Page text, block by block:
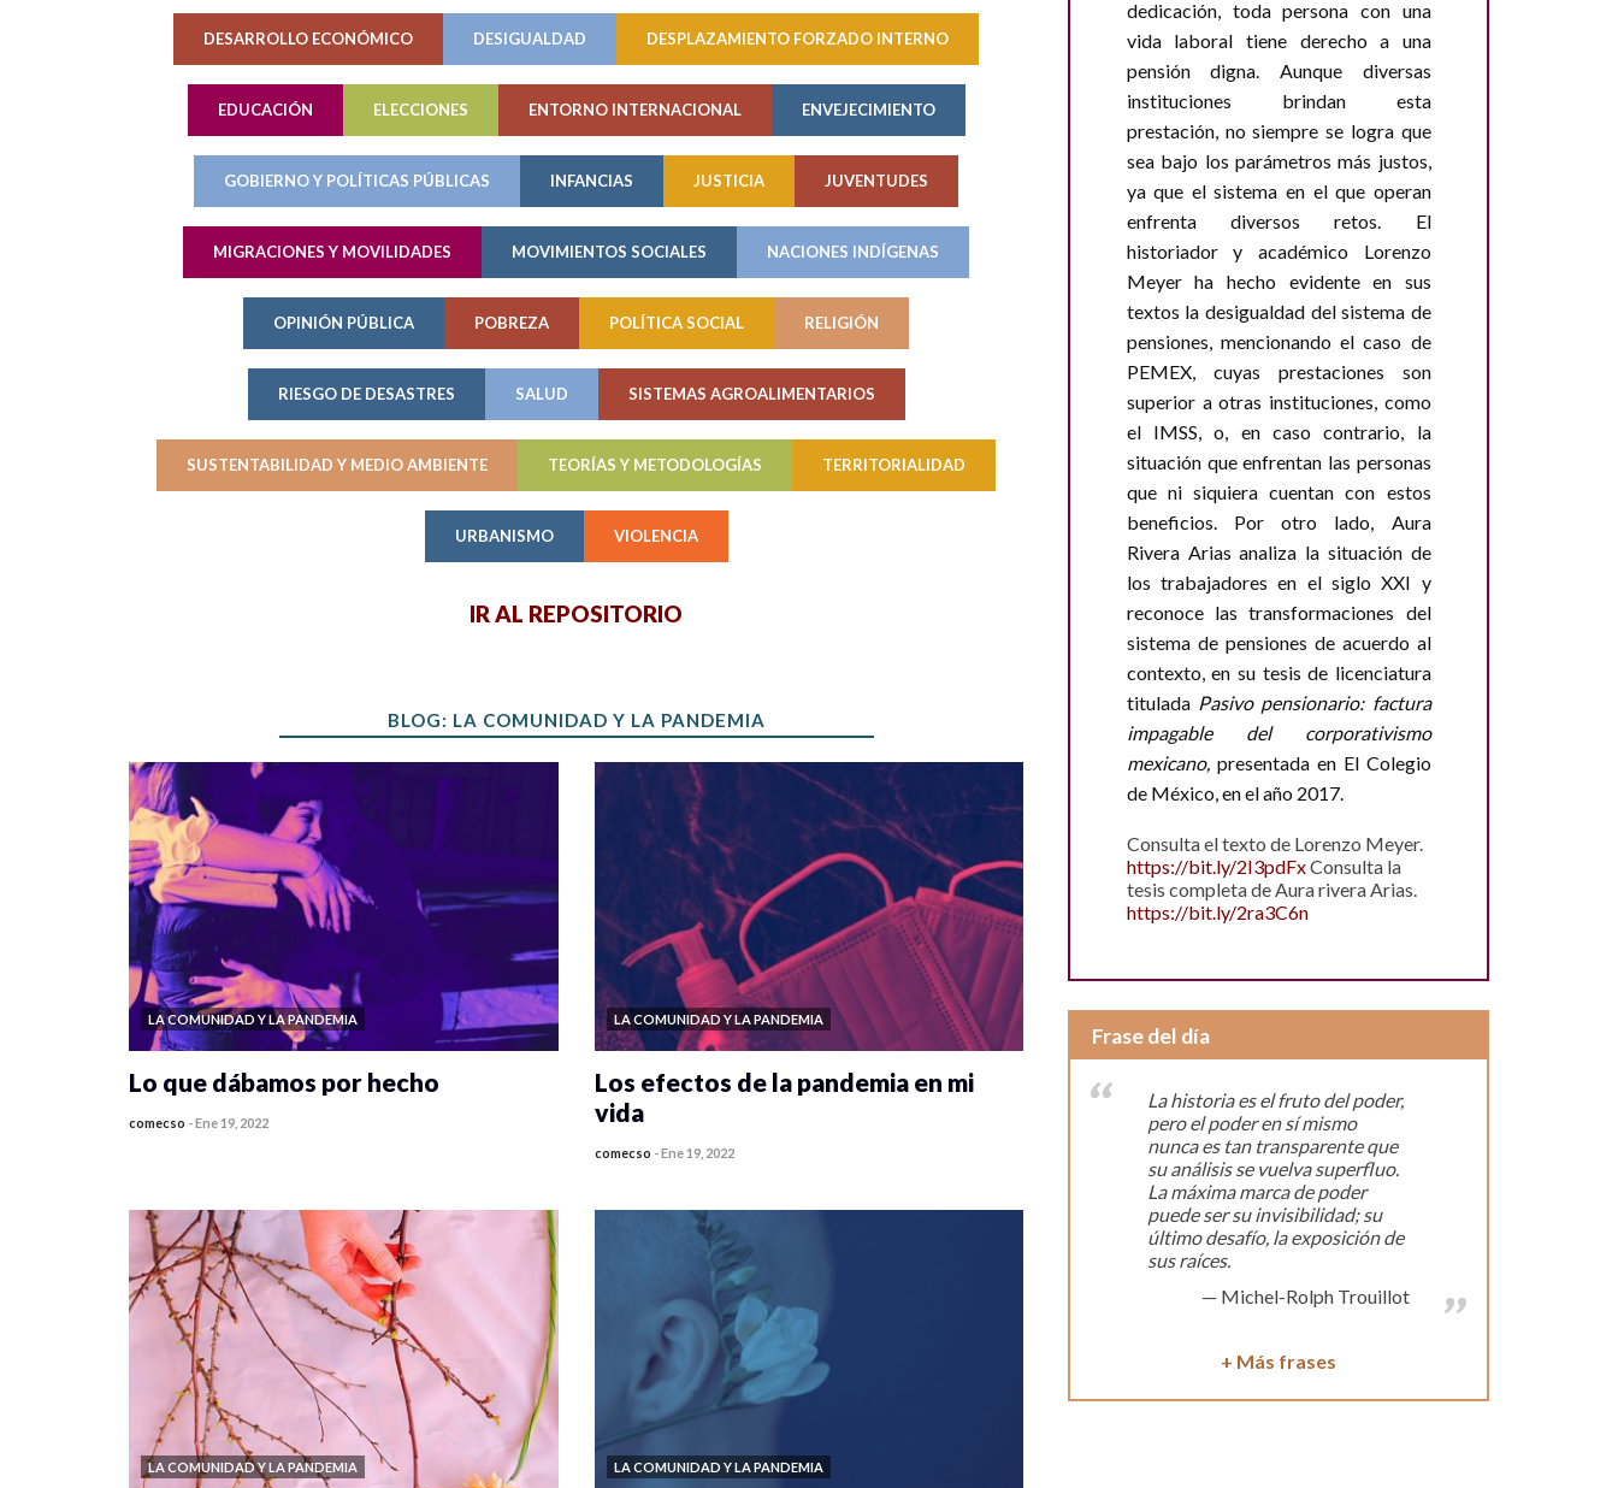
DESARROLLO ECONÓMICO DESIGUALDAD DESPLAZAMIENTO FORZADO INTERNO
EDUCACIÓN ELECCIONES ENTORNO INTERNACIONAL ENVEJECIMIENTO
GOBIERNO Y POLÍTICAS PÚBLICAS INFANCIAS JUSTICIA JUVENTUDES
MIGRACIONES Y MOVILIDADES MOVIMIENTOS SOCIALES NACIONES INDÍGENAS
OPINIÓN PÚBLICA POBREZA POLÍTICA SOCIAL RELIGIÓN
RIESGO DE DESASTRES SALUD SISTEMAS AGROALIMENTARIOS
SUSTENTABILIDAD Y MEDIO AMBIENTE TEORÍAS Y METODOLOGÍAS TERRITORIALIDAD
URBANISMO VIOLENCIA
IR AL REPOSITORIO
BLOG: LA COMUNIDAD Y LA PANDEMIA
LA COMUNIDAD Y LA PANDEMIA
Lo que dábamos por hecho
comecso -Ene 19, 2022
LA COMUNIDAD Y LA PANDEMIA
Los efectos de la pandemia en mi
vida
comecso -Ene 19, 2022
LA COMUNIDAD Y LA PANDEMIA LA COMUNIDAD Y LA PANDEMIA
dedicación, toda persona con una
vida laboral tiene derecho a una
pensión digna. Aunque diversas
instituciones brindan esta
prestación, no siempre se logra que
sea bajo los parámetros más justos,
ya que el sistema en el que operan
enfrenta diversos retos. El
historiador y académico Lorenzo
Meyer ha hecho evidente en sus
textos la desigualdad del sistema de
pensiones, mencionando el caso de
PEMEX, cuyas prestaciones son
superior a otras instituciones, como
el IMSS, o, en caso contrario, la
situación que enfrentan las personas
que ni siquiera cuentan con estos
beneficios. Por otro lado, Aura
Rivera Arias analiza la situación de
los trabajadores en el siglo XXI y
reconoce las transformaciones del
sistema de pensiones de acuerdo al
contexto, en su tesis de licenciatura
titulada Pasivo pensionario: factura
impagable del corporativismo
mexicano, presentada en El Colegio
de México, en el año 2017.
Consulta el texto de Lorenzo Meyer.
https://bit.ly/2I3pdFxConsulta la
tesis completa de Aura rivera Arias.
https://bit.ly/2ra3C6n
Frase del día
La historia es el fruto del poder,
pero el poder en sí mismo
nunca es tan transparente que
su análisis se vuelva superfluo.
La máxima marca de poder
puede ser su invisibilidad; su
último desafío, la exposición de
sus raíces.
Michel-Rolph Trouillot
+ Más frases